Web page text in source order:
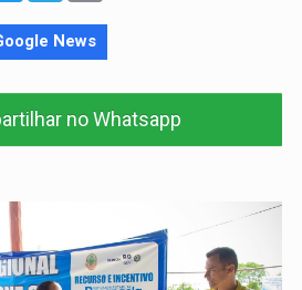
News
no Whatsapp